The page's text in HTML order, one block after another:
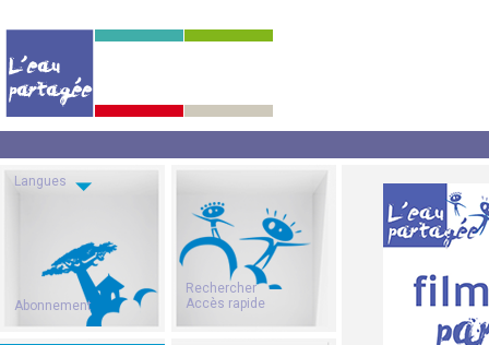
Langues
Abonnement
Rechercher
Accès rapide